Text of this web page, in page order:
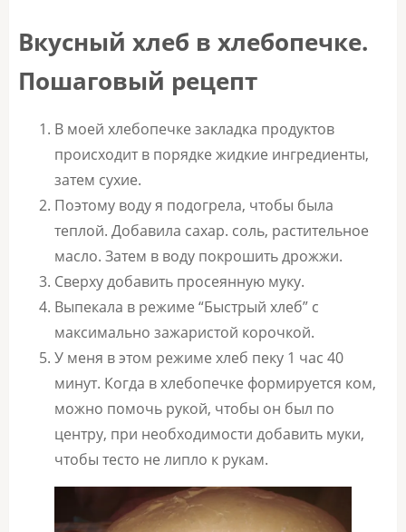
Вкусный хлеб в хлебопечке.
Пошаговый рецепт
В моей хлебопечке закладка продуктов
происходит в порядке жидкие ингредиенты,
затем сухие.
Поэтому воду я подогрела, чтобы была
теплой. Добавила сахар. соль, растительное
масло. Затем в воду покрошить дрожжи.
Сверху добавить просеянную муку.
Выпекала в режиме “Быстрый хлеб” с
максимально зажаристой корочкой.
У меня в этом режиме хлеб пеку 1 час 40
минут. Когда в хлебопечке формируется ком,
можно помочь рукой, чтобы он был по
центру, при необходимости добавить муки,
чтобы тесто не липло к рукам.